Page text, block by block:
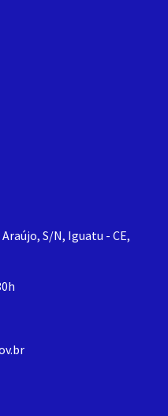
S/N, Iguatu - CE,